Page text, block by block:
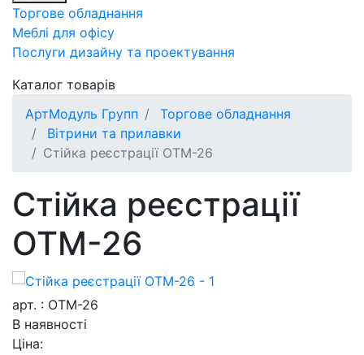
Торгове обладнання
Меблі для офісу
Послуги дизайну та проектування
Каталог товарів
АртМодуль Групп
Торгове обладнання
Вітрини та прилавки
Стійка реєстрації ОТМ-26
Стійка реєстрації
ОТМ-26
арт. : ОТМ-26
В наявності
Ціна: